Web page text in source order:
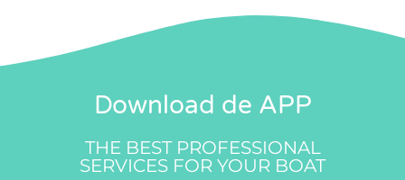
Download de APP
THE BEST PROFESSIONAL
SERVICES FOR YOUR BOAT